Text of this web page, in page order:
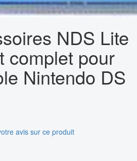
NDS Lite
complet pour
Nintendo DS
avis sur ce produit